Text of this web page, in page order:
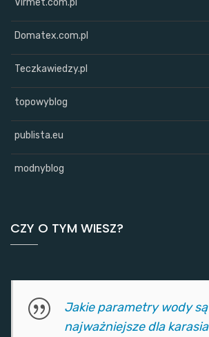
Virmet.com.pl
Domatex.com.pl
Teczkawiedzy.pl
topowyblog
publista.eu
modnyblog
CZY O TYM WIESZ?
Jakie parametry wody są
najważniejsze dla karasia